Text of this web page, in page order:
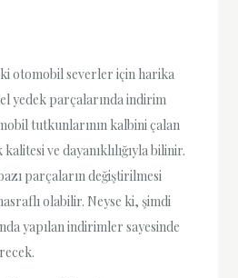
otomobil severler için harika
yedek parçalarında indirim
tutkunlarının kalbini çalan
ve dayanıklılığıyla bilinir.
parçaların değiştirilmesi
olabilir. Neyse ki, şimdi
yapılan indirimler sayesinde